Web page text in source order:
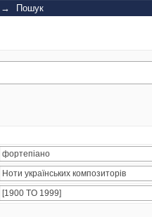
→ Пошук